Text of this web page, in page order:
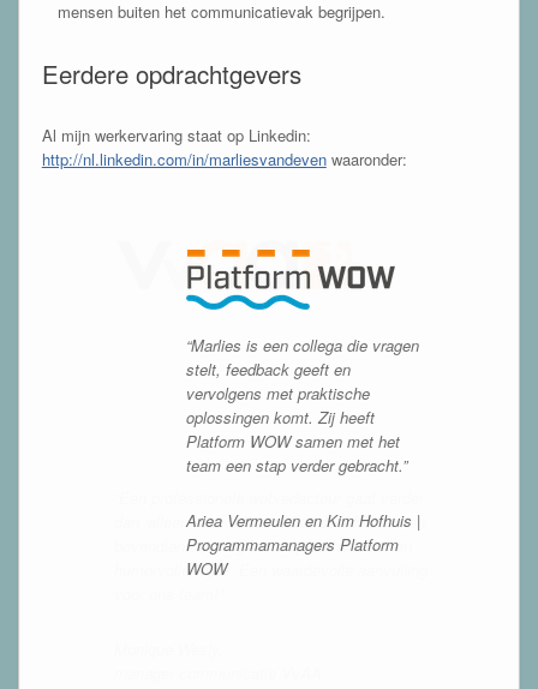
mensen buiten het communicatievak begrijpen.
Eerdere opdrachtgevers
Al mijn werkervaring staat op Linkedin:
http://nl.linkedin.com/in/marliesvandevenwaaronder:
“Marlies is een collega die vragen
stelt, feedback geeft en
vervolgens met praktische
oplossingen komt. Zij heeft
Platform WOW samen met het
team een stap verder gebracht.”
Ariea Vermeulen en Kim Hofhuis |
Programmamanagers Platform
WOW